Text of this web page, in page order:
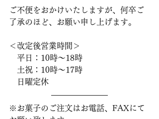
ご不便をおかけいたしますが、何卒ご
了承のほど、お願い申し上げます。
＜改定後営業時間＞
平日：10時〜18時
土祝：10時〜17時
日曜定休
※お菓子のご注文はお電話、FAXにて